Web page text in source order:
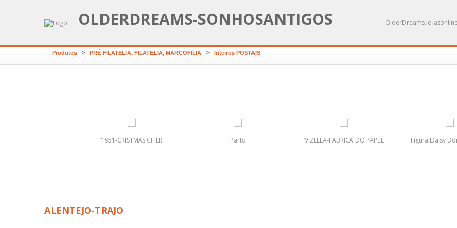
OLDERDREAMS-SONHOSANTIGOS
Produtos > PRÉ FILATELIA, FILATELIA, MARCOFILIA > Inteiros POSTAIS
1951-CRISTMAS CHER Parto VIZELLA-FABRICA DO PAPEL Figura Daisy
ALENTEJO-TRAJO